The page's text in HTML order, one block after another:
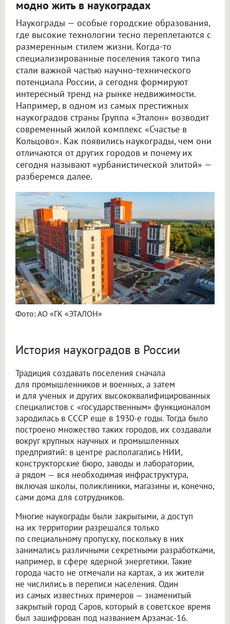
модно жить в наукоградах
Наукограды — особые городские образования,
где высокие технологии тесно переплетаются с
размеренным стилем жизни. Когда-то
специализированные поселения такого типа
стали важной частью научно-технического
потенциала России, а сегодня формируют
интересный тренд на рынке недвижимости.
Например, в одном из самых престижных
наукоградов страны Группа «Эталон» возводит
современный жилой комплекс «Счастье в
Кольцово». Как появились наукограды, чем они
отличаются от других городов и почему их
сегодня называют «урбанистической элитой» —
разберемся далее.
Фото: АО «ГК «ЭТАЛОН»
История наукоградов в России
Традиция создавать поселения сначала
для промышленников и военных, а затем
и для ученых и других высококвалифицированных
специалистов с «государственным» функционалом
зародилась в СССР еще в 1930-е годы. Тогда было
построено множество таких городов, их создавали
вокруг крупных научных и промышленных
предприятий: в центре располагались НИИ,
конструкторские бюро, заводы и лаборатории,
а рядом — вся необходимая инфраструктура,
включая школы, поликлиники, магазины и, конечно,
сами дома для сотрудников.
Многие наукограды были закрытыми, а доступ
на их территории разрешался только
по специальному пропуску, поскольку в них
занимались различными секретными разработками,
например, в сфере ядерной энергетики. Такие
города часто не отмечали на картах, а их жители
не числились в переписи населения. Один
из самых известных примеров — знаменитый
закрытый город Саров, который в советское время
был зашифрован под названием Арзамас-16.